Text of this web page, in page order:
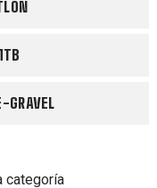
GRAVEL
categoría